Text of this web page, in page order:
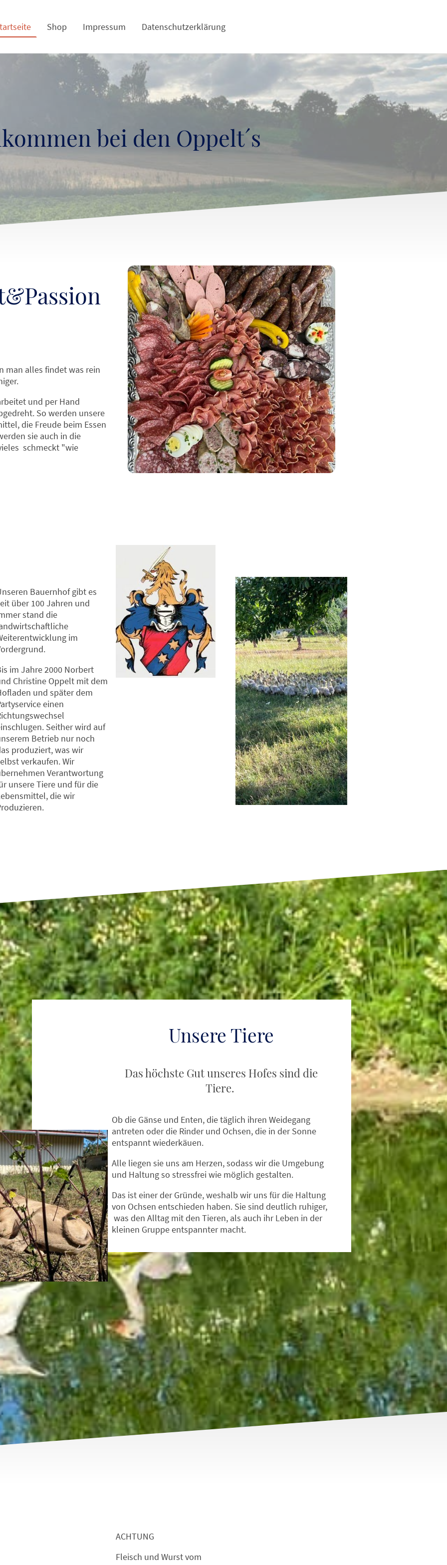
Shop Impressum Datenschutzerklärung
bei den Oppelt´s
man alles findet was rein
und per Hand
So werden unsere
die Freude beim Essen
sie auch in die
schmeckt "wie
Bauernhof gibt es
über 100 Jahren und
stand die
im
im Jahre 2000 Norbert
Christine Oppelt mit dem
und später dem
einen
Seither wird auf
Betrieb nur noch
produziert, was wir
verkaufen. Wir
Verantwortung
unsere Tiere und für die
die wir
Unsere Tiere
Das höchste Gut unseres Hofes sind die
Tiere.
Ob die Gänse und Enten, die täglich ihren Weidegang
antreten oder die Rinder und Ochsen, die in der Sonne
entspannt wiederkäuen.
Alle liegen sie uns am Herzen, sodass wir die Umgebung
und Haltung so stressfrei wie möglich gestalten.
Das ist einer der Gründe, weshalb wir uns für die Haltung
von Ochsen entschieden haben. Sie sind deutlich ruhiger,
was den Alltag mit den Tieren, als auch ihr Leben in der
kleinen Gruppe entspannter macht.
ACHTUNG
Fleisch und Wurst vom